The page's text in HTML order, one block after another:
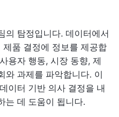
의 탐정입니다. 데이터에서
품 결정에 정보를 제공합
용자 행동, 시장 동향, 제
와 과제를 파악합니다. 이
이터 기반 의사 결정을 내
는 데 도움이 됩니다.